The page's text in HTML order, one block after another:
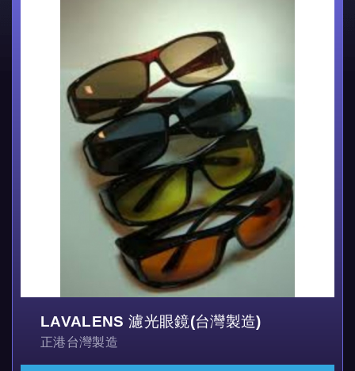
LAVALENS 濾光眼鏡(台灣製造)
正港台灣製造
可直接套用在矯正眼鏡上使用(近視眼鏡,及遠視眼鏡)